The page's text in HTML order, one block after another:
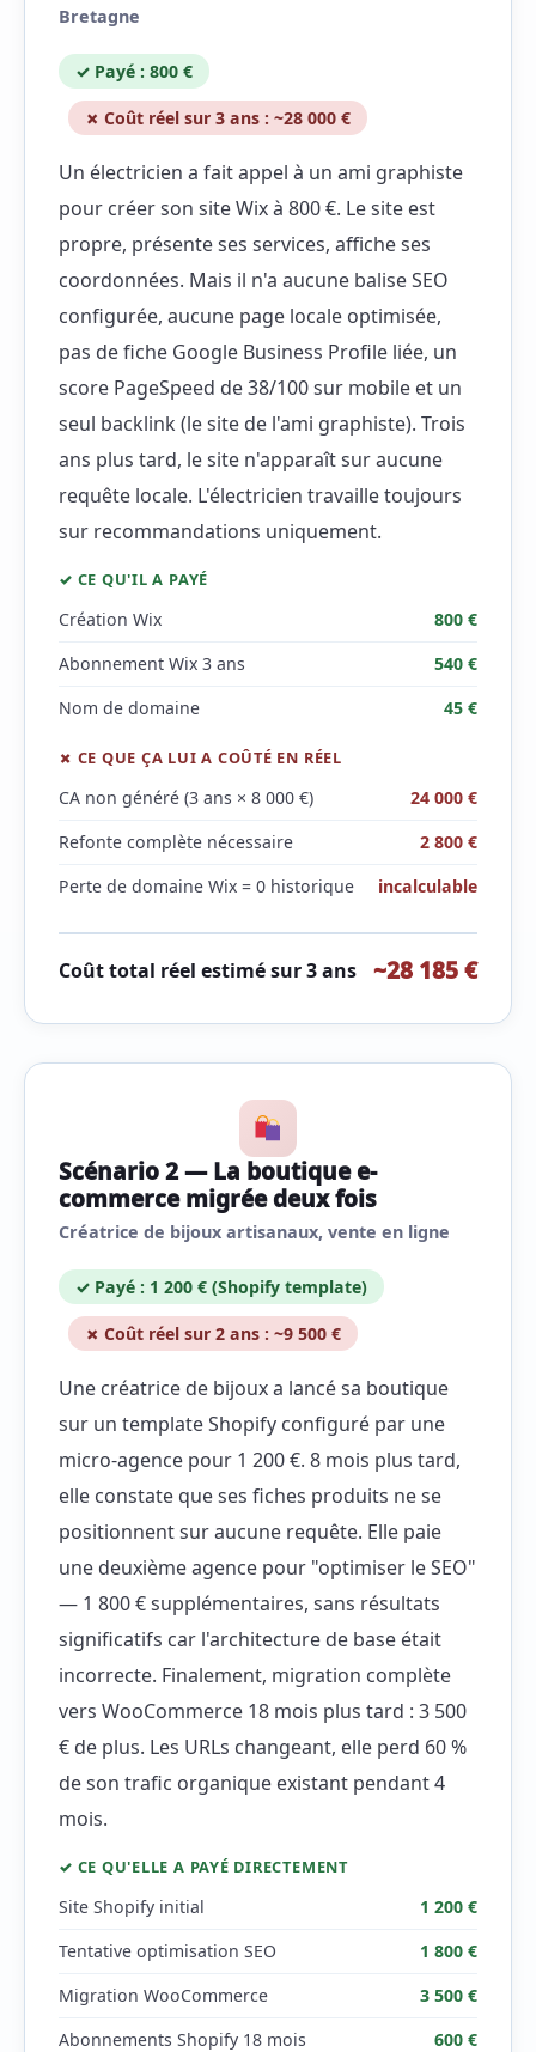
Bretagne
✓ Payé : 800 €
✗ Coût réel sur 3 ans : ~28 000 €
Un électricien a fait appel à un ami graphiste
pour créer son site Wix à 800 €. Le site est
propre, présente ses services, affiche ses
coordonnées. Mais il n'a aucune balise SEO
configurée, aucune page locale optimisée,
pas de fiche Google Business Profile liée, un
score PageSpeed de 38/100 sur mobile et un
seul backlink (le site de l'ami graphiste). Trois
ans plus tard, le site n'apparaît sur aucune
requête locale. L'électricien travaille toujours
sur recommandations uniquement.
✓ CE QU'IL A PAYÉ
Création Wix
800 €
Abonnement Wix 3 ans
540 €
Nom de domaine
45 €
✗ CE QUE ÇA LUI A COÛTÉ EN RÉEL
CA non généré (3 ans × 8 000 €)
24 000 €
Refonte complète nécessaire
2 800 €
Perte de domaine Wix = 0 historique
incalculable
Coût total réel estimé sur 3 ans ~28 185 €
Scénario 2 — La boutique e-
commerce migrée deux fois
Créatrice de bijoux artisanaux, vente en ligne
✓ Payé : 1 200 € (Shopify template)
✗ Coût réel sur 2 ans : ~9 500 €
Une créatrice de bijoux a lancé sa boutique
sur un template Shopify configuré par une
micro-agence pour 1 200 €. 8 mois plus tard,
elle constate que ses fiches produits ne se
positionnent sur aucune requête. Elle paie
une deuxième agence pour "optimiser le SEO"
— 1 800 € supplémentaires, sans résultats
significatifs car l'architecture de base était
incorrecte. Finalement, migration complète
vers WooCommerce 18 mois plus tard : 3 500
€ de plus. Les URLs changeant, elle perd 60 %
de son trafic organique existant pendant 4
mois.
✓ CE QU'ELLE A PAYÉ DIRECTEMENT
Site Shopify initial
1 200 €
Tentative optimisation SEO
1 800 €
Migration WooCommerce
3 500 €
Abonnements Shopify 18 mois
600 €